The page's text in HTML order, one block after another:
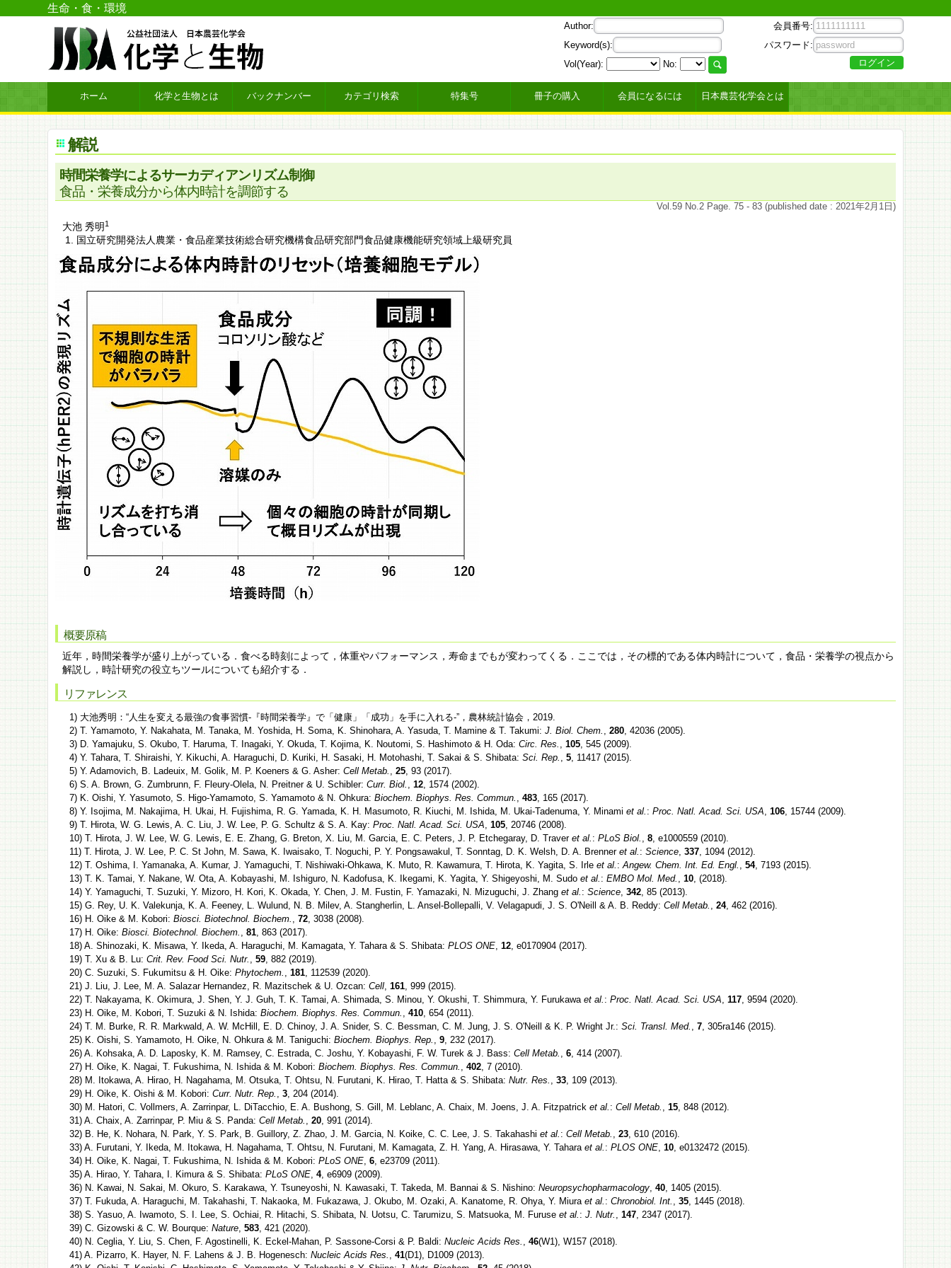
生命・食・環境
Author:
Keyword(s):
Vol(Year):
No:
会員番号:
パスワード:
ホーム 化学と生物とは バックナンバー カテゴリ検索 特集号 冊子の購入 会員になるには 日本農芸化学会とは
解説
時間栄養学によるサーカディアンリズム制御
食品・栄養成分から体内時計を調節する
Vol.59 No.2 Page. 75 - 83 (published date : 2021年2月1日)
大池 秀明1
国立研究開発法人農業・食品産業技術総合研究機構食品研究部門食品健康機能研究領域上級研究員
概要原稿
近年，時間栄養学が盛り上がっている．食べる時刻によって，体重やパフォーマンス，寿命までもが変わってくる．ここでは，その標的である体内時計について，食品・栄養学の視点から
解説し，時計研究の役立ちツールについても紹介する．
リファレンス
1) 大池秀明：“人生を変える最強の食事習慣-『時間栄養学』で「健康」「成功」を手に入れる-”，農林統計協会，2019.
2) T. Yamamoto, Y. Nakahata, M. Tanaka, M. Yoshida, H. Soma, K. Shinohara, A. Yasuda, T. Mamine & T. Takumi:J. Biol. Chem. ,280 , 42036 (2005).
3) D. Yamajuku, S. Okubo, T. Haruma, T. Inagaki, Y. Okuda, T. Kojima, K. Noutomi, S. Hashimoto & H. Oda:Circ. Res. ,105 , 545 (2009).
4) Y. Tahara, T. Shiraishi, Y. Kikuchi, A. Haraguchi, D. Kuriki, H. Sasaki, H. Motohashi, T. Sakai & S. Shibata:Sci. Rep. ,5 , 11417 (2015).
5) Y. Adamovich, B. Ladeuix, M. Golik, M. P. Koeners & G. Asher:Cell Metab. ,25 , 93 (2017).
6) S. A. Brown, G. Zumbrunn, F. Fleury-Olela, N. Preitner & U. Schibler:Curr. Biol. ,12 , 1574 (2002).
7) K. Oishi, Y. Yasumoto, S. Higo-Yamamoto, S. Yamamoto & N. Ohkura:Biochem. Biophys. Res. Commun. ,483 , 165 (2017).
8) Y. Isojima, M. Nakajima, H. Ukai, H. Fujishima, R. G. Yamada, K. H. Masumoto, R. Kiuchi, M. Ishida, M. Ukai-Tadenuma, Y. Minamiet al. :Proc. Natl. Acad. Sci. USA ,106 , 15744 (2009).
9) T. Hirota, W. G. Lewis, A. C. Liu, J. W. Lee, P. G. Schultz & S. A. Kay:Proc. Natl. Acad. Sci. USA ,105 , 20746 (2008).
10) T. Hirota, J. W. Lee, W. G. Lewis, E. E. Zhang, G. Breton, X. Liu, M. Garcia, E. C. Peters, J. P. Etchegaray, D. Traveret al. :PLoS Biol. ,8 , e1000559 (2010).
11) T. Hirota, J. W. Lee, P. C. St John, M. Sawa, K. Iwaisako, T. Noguchi, P. Y. Pongsawakul, T. Sonntag, D. K. Welsh, D. A. Brenneret al. :Science ,337 , 1094 (2012).
12) T. Oshima, I. Yamanaka, A. Kumar, J. Yamaguchi, T. Nishiwaki-Ohkawa, K. Muto, R. Kawamura, T. Hirota, K. Yagita, S. Irleet al. :Angew. Chem. Int. Ed. Engl. ,54, 7193 (2015).
13) T. K. Tamai, Y. Nakane, W. Ota, A. Kobayashi, M. Ishiguro, N. Kadofusa, K. Ikegami, K. Yagita, Y. Shigeyoshi, M. Sudoet al. :EMBO Mol. Med. ,10 , (2018).
14) Y. Yamaguchi, T. Suzuki, Y. Mizoro, H. Kori, K. Okada, Y. Chen, J. M. Fustin, F. Yamazaki, N. Mizuguchi, J. Zhanget al. :Science ,342 , 85 (2013).
15) G. Rey, U. K. Valekunja, K. A. Feeney, L. Wulund, N. B. Milev, A. Stangherlin, L. Ansel-Bollepalli, V. Velagapudi, J. S. O'Neill & A. B. Reddy:Cell Metab. ,24, 462 (2016).
16) H. Oike & M. Kobori:Biosci. Biotechnol. Biochem. ,72 , 3038 (2008).
17) H. Oike:Biosci. Biotechnol. Biochem. ,81 , 863 (2017).
18) A. Shinozaki, K. Misawa, Y. Ikeda, A. Haraguchi, M. Kamagata, Y. Tahara & S. Shibata:PLOS ONE ,12 , e0170904 (2017).
19) T. Xu & B. Lu:Crit. Rev. Food Sci. Nutr. ,59 , 882 (2019).
20) C. Suzuki, S. Fukumitsu & H. Oike:Phytochem. ,181 , 112539 (2020).
21) J. Liu, J. Lee, M. A. Salazar Hernandez, R. Mazitschek & U. Ozcan:Cell ,161 , 999 (2015).
22) T. Nakayama, K. Okimura, J. Shen, Y. J. Guh, T. K. Tamai, A. Shimada, S. Minou, Y. Okushi, T. Shimmura, Y. Furukawaet al. :Proc. Natl. Acad. Sci. USA ,117 , 9594 (2020).
23) H. Oike, M. Kobori, T. Suzuki & N. Ishida:Biochem. Biophys. Res. Commun. ,410 , 654 (2011).
24) T. M. Burke, R. R. Markwald, A. W. McHill, E. D. Chinoy, J. A. Snider, S. C. Bessman, C. M. Jung, J. S. O'Neill & K. P. Wright Jr.:Sci. Transl. Med. ,7 , 305ra146 (2015).
25) K. Oishi, S. Yamamoto, H. Oike, N. Ohkura & M. Taniguchi:Biochem. Biophys. Rep. ,9 , 232 (2017).
26) A. Kohsaka, A. D. Laposky, K. M. Ramsey, C. Estrada, C. Joshu, Y. Kobayashi, F. W. Turek & J. Bass:Cell Metab. ,6 , 414 (2007).
27) H. Oike, K. Nagai, T. Fukushima, N. Ishida & M. Kobori:Biochem. Biophys. Res. Commun. ,402 , 7 (2010).
28) M. Itokawa, A. Hirao, H. Nagahama, M. Otsuka, T. Ohtsu, N. Furutani, K. Hirao, T. Hatta & S. Shibata:Nutr. Res. ,33 , 109 (2013).
29) H. Oike, K. Oishi & M. Kobori:Curr. Nutr. Rep. ,3 , 204 (2014).
30) M. Hatori, C. Vollmers, A. Zarrinpar, L. DiTacchio, E. A. Bushong, S. Gill, M. Leblanc, A. Chaix, M. Joens, J. A. Fitzpatricket al. :Cell Metab. ,15 , 848 (2012).
31) A. Chaix, A. Zarrinpar, P. Miu & S. Panda:Cell Metab. ,20 , 991 (2014).
32) B. He, K. Nohara, N. Park, Y. S. Park, B. Guillory, Z. Zhao, J. M. Garcia, N. Koike, C. C. Lee, J. S. Takahashiet al. :Cell Metab. ,23 , 610 (2016).
33) A. Furutani, Y. Ikeda, M. Itokawa, H. Nagahama, T. Ohtsu, N. Furutani, M. Kamagata, Z. H. Yang, A. Hirasawa, Y. Taharaet al. :PLOS ONE ,10 , e0132472 (2015).
34) H. Oike, K. Nagai, T. Fukushima, N. Ishida & M. Kobori:PLoS ONE ,6 , e23709 (2011).
35) A. Hirao, Y. Tahara, I. Kimura & S. Shibata:PLoS ONE ,4, e6909 (2009).
36) N. Kawai, N. Sakai, M. Okuro, S. Karakawa, Y. Tsuneyoshi, N. Kawasaki, T. Takeda, M. Bannai & S. Nishino:Neuropsychopharmacology ,40 , 1405 (2015).
37) T. Fukuda, A. Haraguchi, M. Takahashi, T. Nakaoka, M. Fukazawa, J. Okubo, M. Ozaki, A. Kanatome, R. Ohya, Y. Miuraet al. :Chronobiol. Int. ,35 , 1445 (2018).
38) S. Yasuo, A. Iwamoto, S. I. Lee, S. Ochiai, R. Hitachi, S. Shibata, N. Uotsu, C. Tarumizu, S. Matsuoka, M. Furuseet al. :J. Nutr. ,147 , 2347 (2017).
39) C. Gizowski & C. W. Bourque:Nature ,583 , 421 (2020).
40) N. Ceglia, Y. Liu, S. Chen, F. Agostinelli, K. Eckel-Mahan, P. Sassone-Corsi & P. Baldi:Nucleic Acids Res. ,46(W1), W157 (2018).
41) A. Pizarro, K. Hayer, N. F. Lahens & J. B. Hogenesch:Nucleic Acids Res. ,41(D1), D1009 (2013).